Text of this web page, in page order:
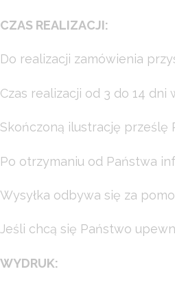
CZAS REALIZACJI:
Do realizacji zamówienia
Czas realizacji od 3 do 14
Skończoną ilustrację
Po otrzymaniu od Państwa
Wysyłka odbywa się za
Jeśli chcą się Państwo
WYDRUK: